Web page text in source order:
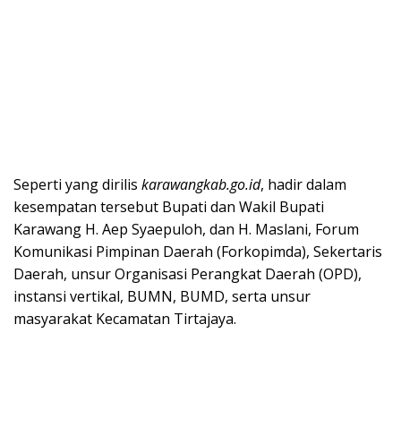
Seperti yang dirilis karawangkab.go.id, hadir dalam
kesempatan tersebut Bupati dan Wakil Bupati
Karawang H. Aep Syaepuloh, dan H. Maslani, Forum
Komunikasi Pimpinan Daerah (Forkopimda), Sekertaris
Daerah, unsur Organisasi Perangkat Daerah (OPD),
instansi vertikal, BUMN, BUMD, serta unsur
masyarakat Kecamatan Tirtajaya.